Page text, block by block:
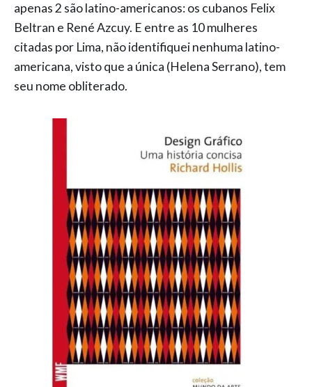
apenas 2 são latino-americanos: os cubanos Felix
Beltran e René Azcuy. E entre as 10 mulheres
citadas por Lima, não identifiquei nenhuma latino-
americana, visto que a única (Helena Serrano), tem
seu nome obliterado.